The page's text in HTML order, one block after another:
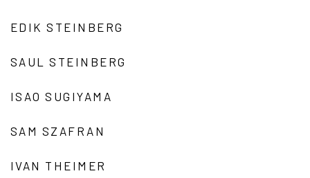
EDIK STEINBERG
SAUL STEINBERG
ISAO SUGIYAMA
SAM SZAFRAN
IVAN THEIMER